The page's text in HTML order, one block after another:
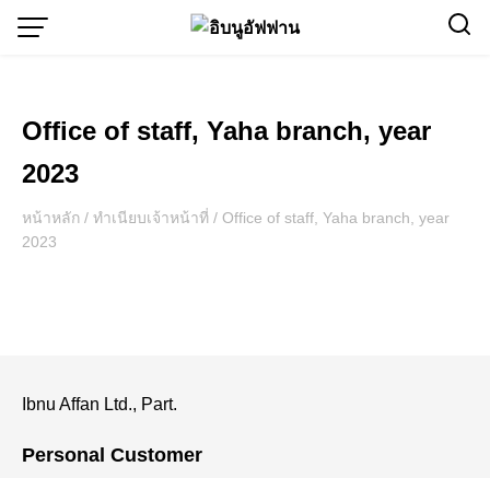
Office of staff, Yaha branch, year
2023
หน้าหลัก / ทำเนียบเจ้าหน้าที่ / Office of staff, Yaha branch, year
2023
Ibnu Affan Ltd., Part.
Personal Customer